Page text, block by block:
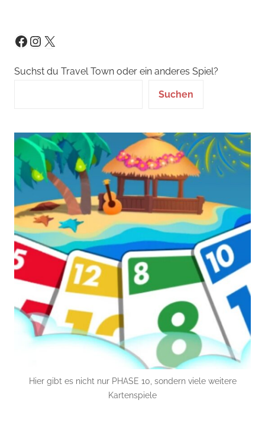
Facebook
Instagram
X
Suchst du Travel Town oder ein anderes Spiel?
Suchen
Hier gibt es nicht nur PHASE 10, sondern viele weitere
Kartenspiele